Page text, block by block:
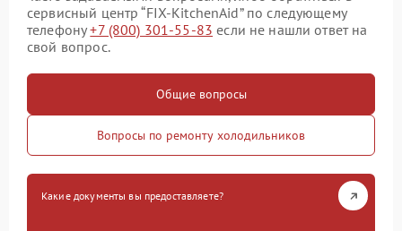
сервисный центр “FIX-KitchenAid” по следующему
телефону+7 (800) 301-55-83 если не нашли ответ на
свой вопрос.
Общие вопросы
Вопросы по ремонту холодильников
Какие документы вы предоставляете?